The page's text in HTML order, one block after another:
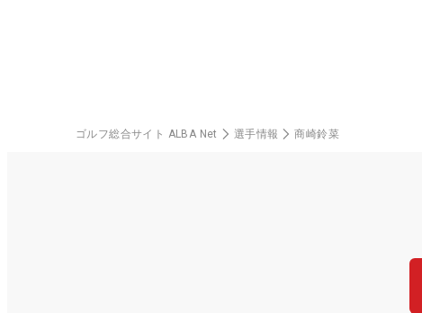
ゴルフ総合サイト ALBA Net 選手情報 商崎鈴菜